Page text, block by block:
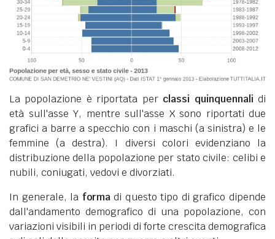
La popolazione è riportata per classi quinquennali di
età sull'asse Y, mentre sull'asse X sono riportati due
grafici a barre a specchio con i maschi (a sinistra) e le
femmine (a destra). I diversi colori evidenziano la
distribuzione della popolazione per stato civile: celibi e
nubili, coniugati, vedovi e divorziati.
In generale, la formadi questo tipo di grafico dipende
dall'andamento demografico di una popolazione, con
variazioni visibili in periodi di forte crescita demografica